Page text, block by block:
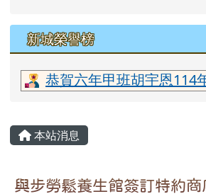
新城榮譽榜
恭賀六年甲班胡宇恩114年
主內容區域
本站消息
與步勞鬆養生館簽訂特約